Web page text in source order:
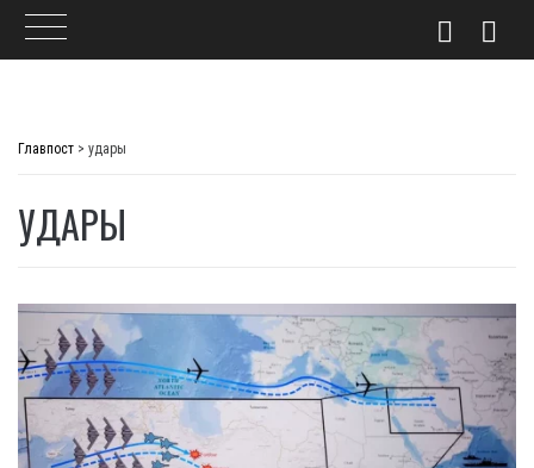
Главпост > удары
УДАРЫ